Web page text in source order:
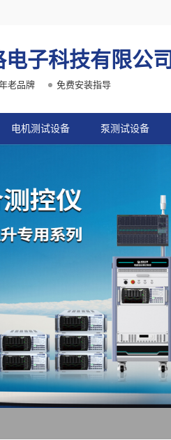
子科技有限公司
老品牌 免费安装指导
电机测试设备 泵测试设备